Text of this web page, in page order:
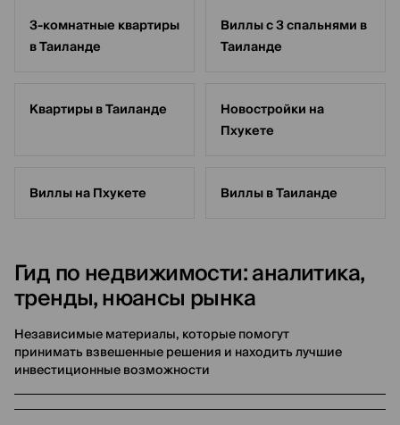
3-комнатные квартиры
в Таиланде
Виллы с 3 спальнями в
Таиланде
Квартиры в Таиланде
Новостройки на
Пхукете
Виллы на Пхукете Виллы в Таиланде
Гид по недвижимости: аналитика,
тренды, нюансы рынка
Независимые материалы, которые помогут
принимать взвешенные решения и находить лучшие
инвестиционные возможности